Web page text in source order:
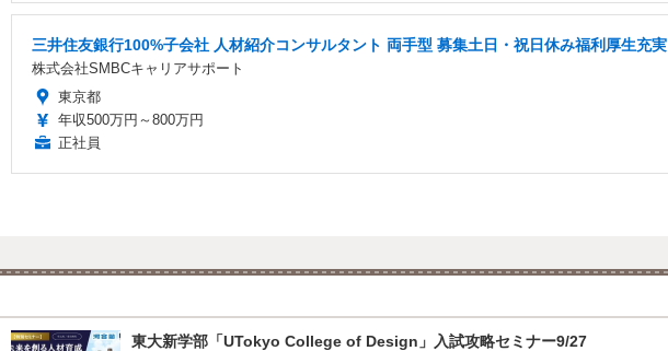
三井住友銀行100%子会社 人材紹介コンサルタント 両手型 募集土日・祝日休み福利厚生充実
株式会社SMBCキャリアサポート
東京都
年収500万円～800万円
正社員
東大新学部「UTokyo College of Design」入試攻略セミナー9/27